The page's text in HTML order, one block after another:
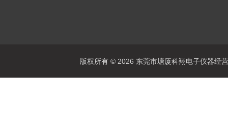
版权所有 © 2026 东莞市塘厦科翔电子仪器